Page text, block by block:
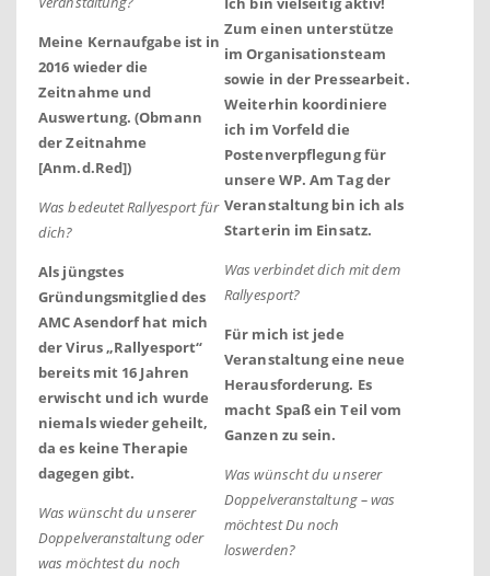
Meine Kernaufgabe ist in
2016 wieder die
Zeitnahme und
Auswertung. (Obmann
der Zeitnahme
[Anm.d.Red])
Was bedeutet Rallyesport für
dich?
Als jüngstes
Gründungsmitglied des
AMC Asendorf hat mich
der Virus „Rallyesport“
bereits mit 16 Jahren
erwischt und ich wurde
niemals wieder geheilt,
da es keine Therapie
dagegen gibt.
Was wünscht du unserer
Doppelveranstaltung oder
was möchtest du noch
Zum einen unterstütze
im Organisationsteam
sowie in der Pressearbeit.
Weiterhin koordiniere
ich im Vorfeld die
Postenverpflegung für
unsere WP. Am Tag der
Veranstaltung bin ich als
Starterin im Einsatz.
Was verbindet dich mit dem
Rallyesport?
Für mich ist jede
Veranstaltung eine neue
Herausforderung. Es
macht Spaß ein Teil vom
Ganzen zu sein.
Was wünscht du unserer
Doppelveranstaltung – was
möchtest Du noch
loswerden?